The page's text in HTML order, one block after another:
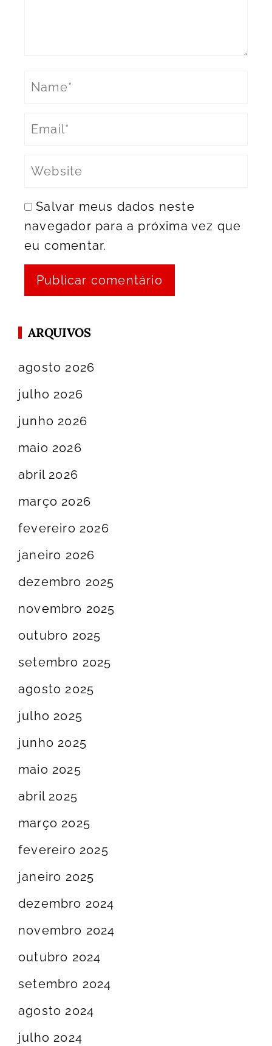
Salvar meus dados neste
navegador para a próxima vez que
eu comentar.
ARQUIVOS
agosto 2026
julho 2026
junho 2026
maio 2026
abril 2026
março 2026
fevereiro 2026
janeiro 2026
dezembro 2025
novembro 2025
outubro 2025
setembro 2025
agosto 2025
julho 2025
junho 2025
maio 2025
abril 2025
março 2025
fevereiro 2025
janeiro 2025
dezembro 2024
novembro 2024
outubro 2024
setembro 2024
agosto 2024
julho 2024